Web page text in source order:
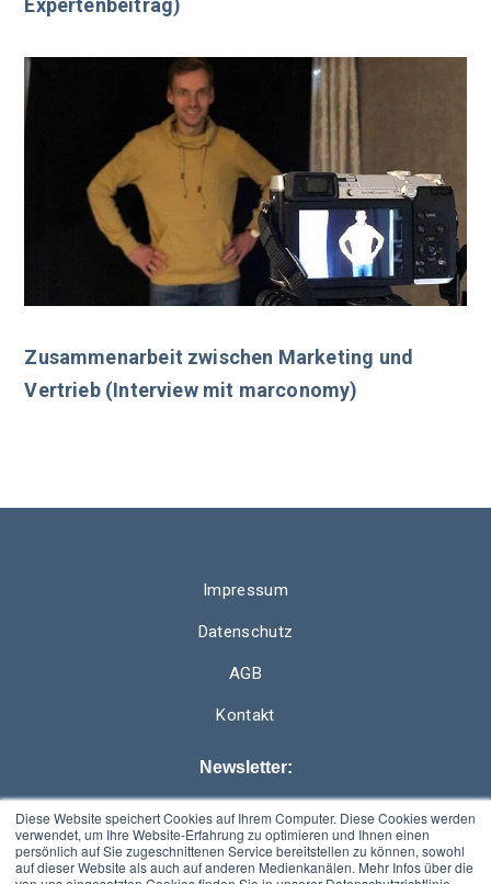
Diese Website speichert Cookies auf Ihrem Computer. Diese Cookies werden
verwendet, um Ihre Website-Erfahrung zu optimieren und Ihnen einen
persönlich auf Sie zugeschnittenen Service bereitstellen zu können, sowohl
auf dieser Website als auch auf anderen Medienkanälen. Mehr Infos über die
Expertenbeitrag)
Zusammenarbeit zwischen Marketing und
Vertrieb (Interview mit marconomy)
Impressum
Datenschutz
AGB
Kontakt
Newsletter:
E-Mail*